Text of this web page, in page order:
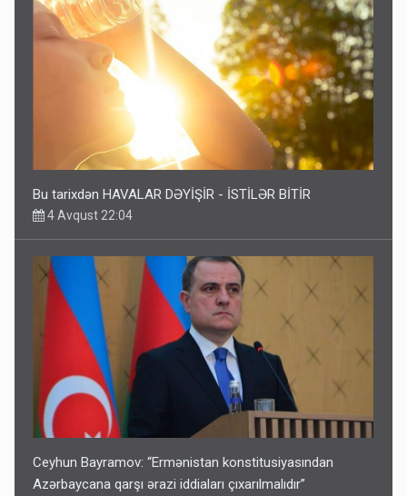
Bu tarixdən HAVALAR DƏYİŞİR - İSTİLƏR BİTİR
4 Avqust 22:04
Ceyhun Bayramov: “Ermənistan konstitusiyasından
Azərbaycana qarşı ərazi iddiaları çıxarılmalıdır”